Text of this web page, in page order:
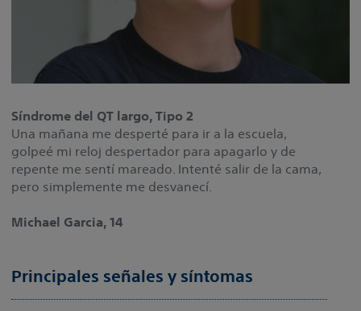
Síndrome del QT largo, Tipo 2
Una mañana me desperté para ir a la escuela,
golpeé mi reloj despertador para apagarlo y de
repente me sentí mareado. Intenté salir de la cama,
pero simplemente me desvanecí.
Michael Garcia, 14
Principales señales y síntomas